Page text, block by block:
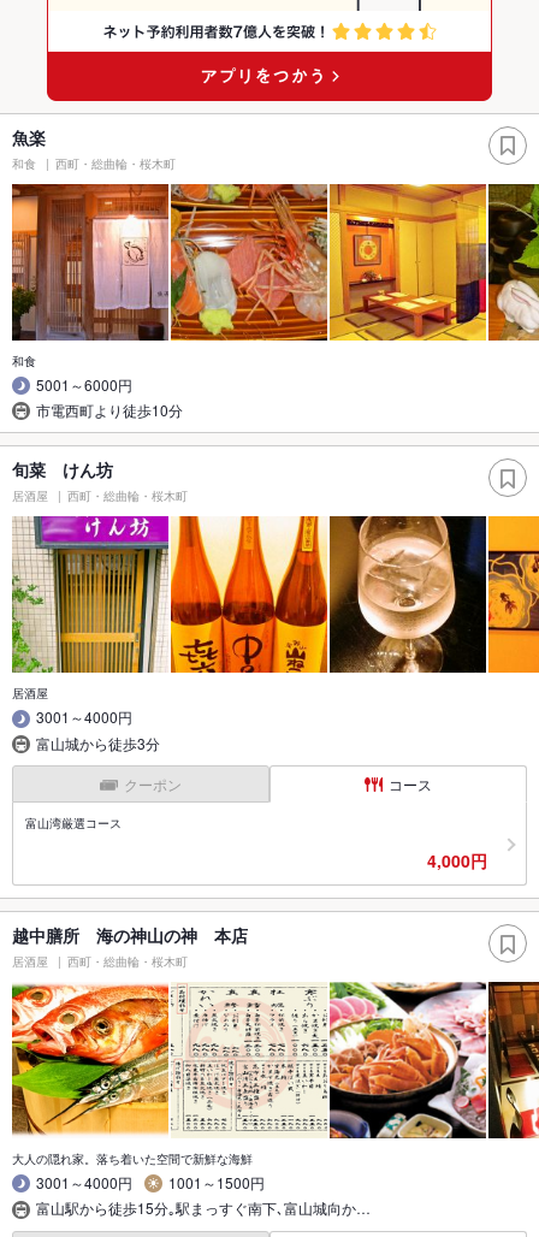
魚楽
和食 西町・総曲輪・桜木町
和食
5001～6000円
市電西町より徒歩10分
旬菜 けん坊
居酒屋 西町・総曲輪・桜木町
居酒屋
3001～4000円
富山城から徒歩3分
クーポン コース
富山湾厳選コース
4,000円
越中膳所 海の神山の神 本店
居酒屋 西町・総曲輪・桜木町
大人の隠れ家。落ち着いた空間で新鮮な海鮮
3001～4000円
1001～1500円
富山駅から徒歩15分｡駅まっすぐ南下､富山城向か…